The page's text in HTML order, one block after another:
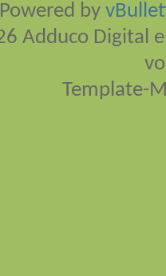
Powered by
Adduco Digital
Template-